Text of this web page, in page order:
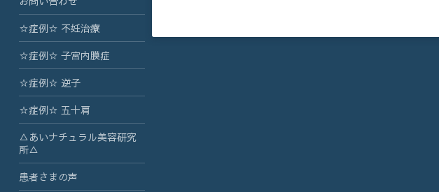
☆症例☆ 不妊治療
☆症例☆ 子宮内膜症
☆症例☆ 逆子
☆症例☆ 五十肩
△あいナチュラル美容研究
所△
患者さまの声